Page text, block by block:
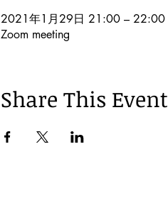
2021年1月29日 21:00 – 22:00
Zoom meeting
Share This Event